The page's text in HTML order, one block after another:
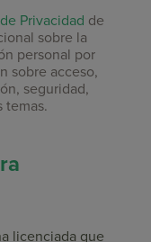
Privacidad de
sobre la
personal por
sobre acceso,
seguridad,
temas.
licenciada que